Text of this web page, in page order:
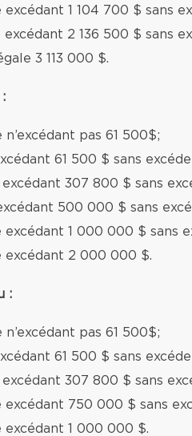
excédant 1 104 700 $ sans
2 136 500 $ sans
3 113 000 $.
pas 61 500$;
61 500 $ sans
excédant 307 800 $ sans
500 000 $ sans
excédant 1 000 000 $ sans
excédant 2 000 000 $.
:
pas 61 500$;
61 500 $ sans
excédant 307 800 $ sans
excédant 750 000 $ sans
excédant 1 000 000 $.